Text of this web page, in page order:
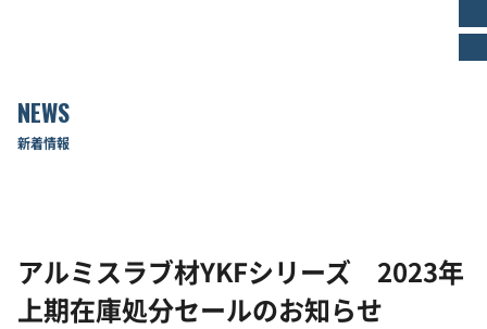
NEWS
新着情報
アルミスラブ材YKFシリーズ 2023年
上期在庫処分セールのお知らせ